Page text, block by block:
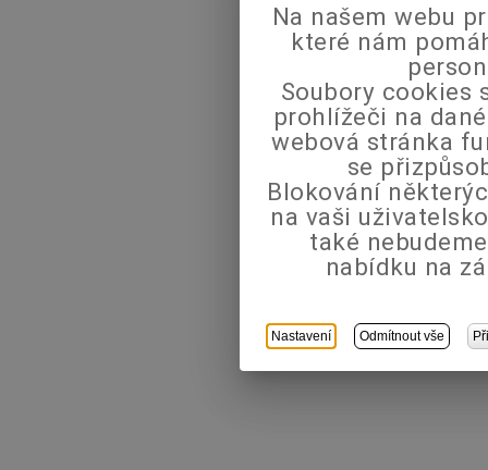
Na našem webu
které nám
Soubory cookies
prohlížeči na
webová stránka
se
Blokování
na vaši
také
nabídku na
Nastavení Odmítnout vše